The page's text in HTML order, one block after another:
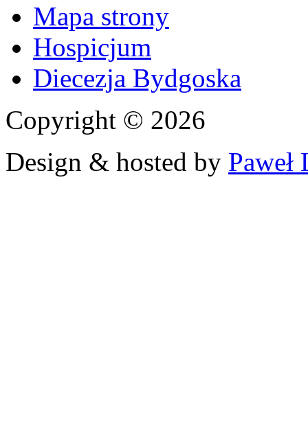
Mapa strony
Hospicjum
Diecezja Bydgoska
Copyright © 2026
Design & hosted by